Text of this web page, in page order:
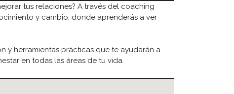
tus relaciones? A través del coaching
y cambio, donde aprenderás a ver
y herramientas prácticas que te ayudarán a
en todas las áreas de tu vida.